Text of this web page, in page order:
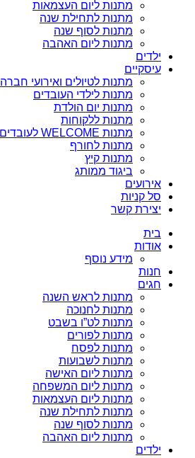
מתנות ליום העצמאות
מתנות לתחילת שנה
מתנות לסוף שנה
מתנות ליום האהבה
ילדים
עיסקיים
מתנות לטיולים ואירועי חברה
מתנות לילדי העובדים
מתנות יום הולדת
מתנות ללקוחות
מתנות WELCOME לעובדים
מתנות לחורף
מתנות קיץ
ביגוד ממותג
אירועים
סל קניות
יצירת קשר
בית
אודות
מידע נוסף
חנות
חגים
מתנות לראש השנה
מתנות לחנוכה
מתנות לט”ו בשבט
מתנות לפורים
מתנות לפסח
מתנות לשבועות
מתנות ליום האישה
מתנות ליום המשפחה
מתנות ליום העצמאות
מתנות לתחילת שנה
מתנות לסוף שנה
מתנות ליום האהבה
ילדים